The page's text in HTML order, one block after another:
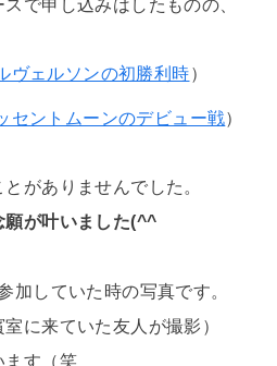
で申し込みはしたものの、
ヴェルソンの初勝利時）
セントムーンのデビュー戦）
がありませんでした。
願が叶いました(^^
加していた時の写真です。
に来ていた友人が撮影）
ます（笑